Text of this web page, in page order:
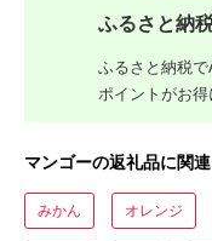
ふるさと納
ふるさと納税
ポイントがお
マンゴーの返礼品に関
みかん オレンジ